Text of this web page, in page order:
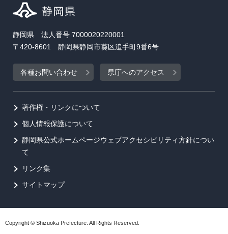
静岡県 法人番号 7000020220001
〒420-8601 静岡県静岡市葵区追手町9番6号
各種お問い合わせ 県庁へのアクセス
著作権・リンクについて
個人情報保護について
静岡県公式ホームページウェブアクセシビリティ方針につい
て
リンク集
サイトマップ
Copyright © Shizuoka Prefecture. All Rights Reserved.